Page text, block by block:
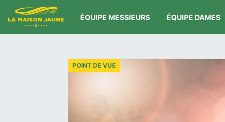
ÉQUIPE MESSIEURS ÉQUIPE DAMES
POINT DE VUE